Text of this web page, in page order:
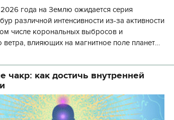
года на Землю ожидается серия
различной интенсивности из-за активности
числе корональных выбросов и
ветра, влияющих на магнитное поле планеты.
чакр: как достичь внутренней